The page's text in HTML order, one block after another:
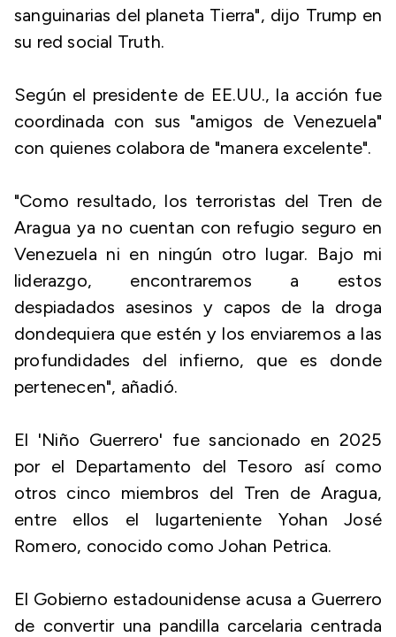
sanguinarias del planeta Tierra", dijo Trump en
su red social Truth.
Según el presidente de EE.UU., la acción fue
coordinada con sus "amigos de Venezuela"
con quienes colabora de "manera excelente".
"Como resultado, los terroristas del Tren de
Aragua ya no cuentan con refugio seguro en
Venezuela ni en ningún otro lugar. Bajo mi
liderazgo, encontraremos a estos
despiadados asesinos y capos de la droga
dondequiera que estén y los enviaremos a las
profundidades del infierno, que es donde
pertenecen", añadió.
El 'Niño Guerrero' fue sancionado en 2025
por el Departamento del Tesoro así como
otros cinco miembros del Tren de Aragua,
entre ellos el lugarteniente Yohan José
Romero, conocido como Johan Petrica.
El Gobierno estadounidense acusa a Guerrero
de convertir una pandilla carcelaria centrada